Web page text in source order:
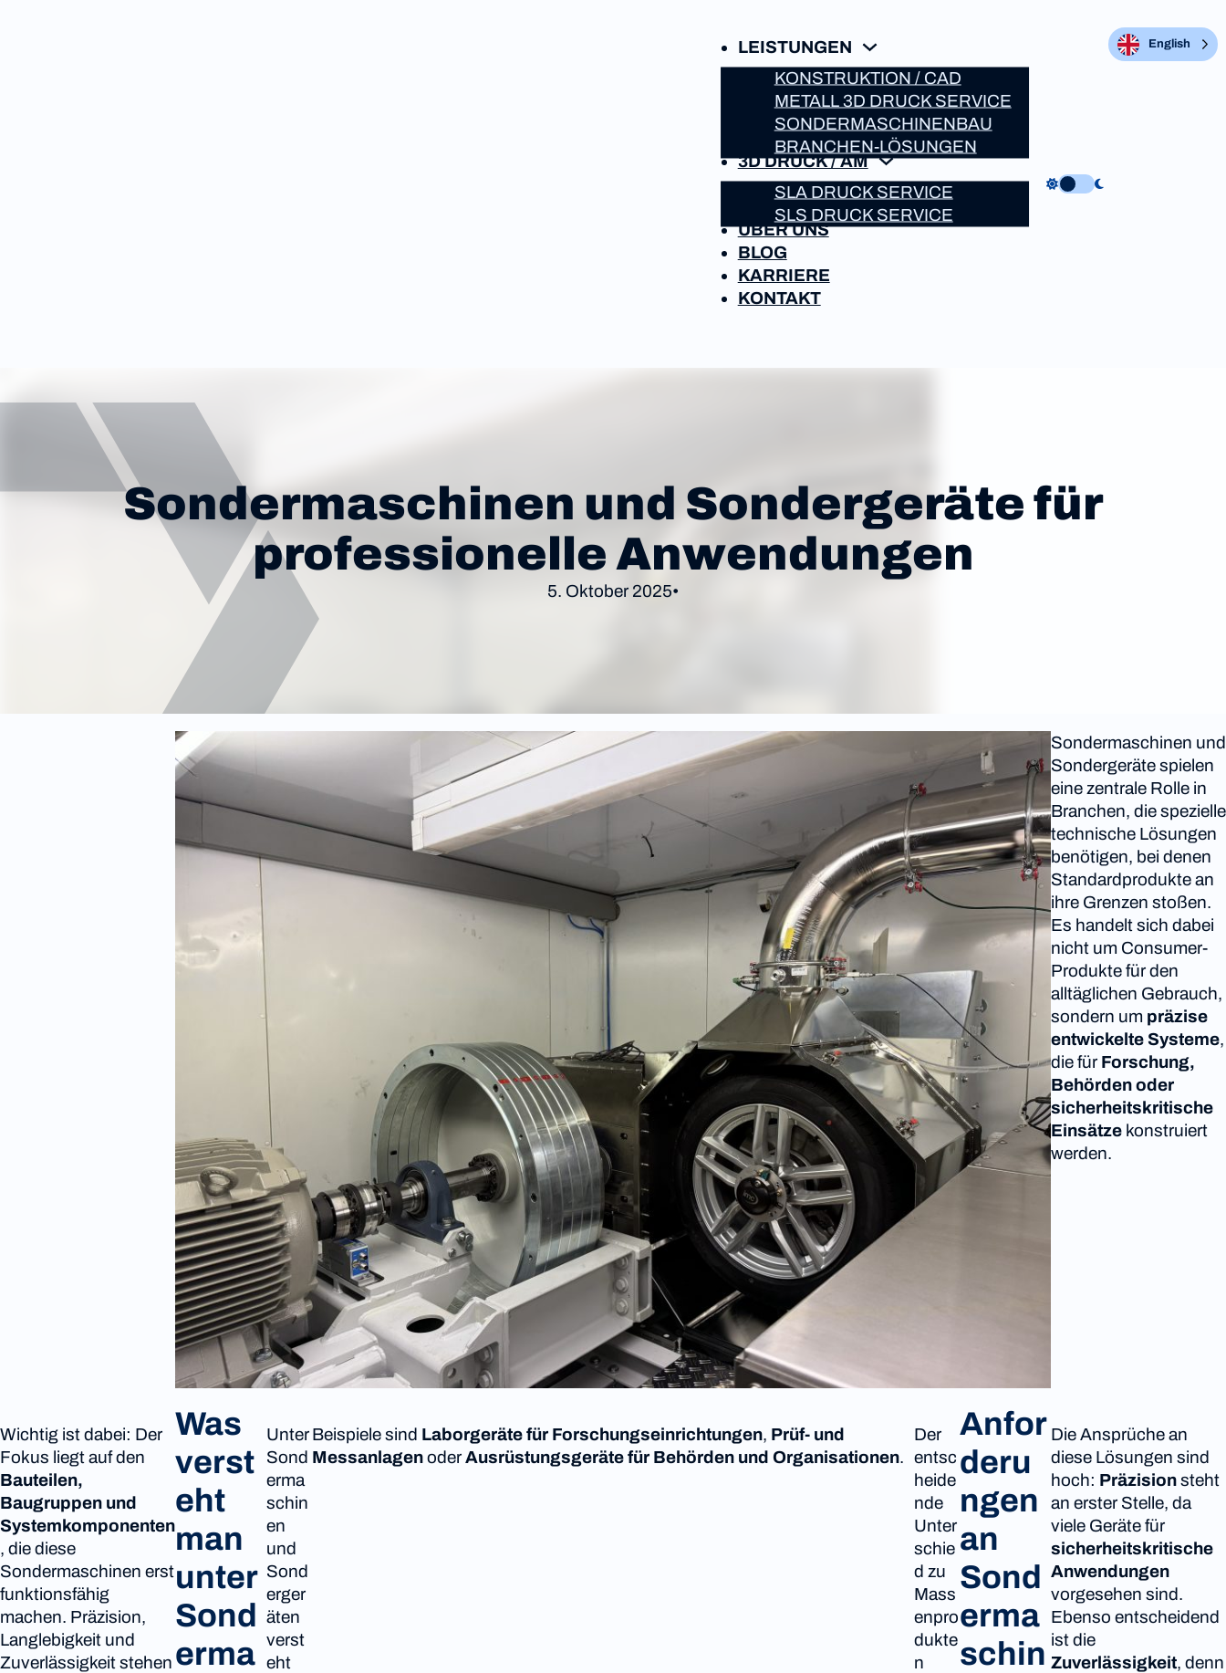
English
LEISTUNGEN
KONSTRUKTION / CAD
METALL 3D DRUCK SERVICE
SONDERMASCHINENBAU
BRANCHEN-LÖSUNGEN
3D DRUCK / AM
SLA DRUCK SERVICE
SLS DRUCK SERVICE
ÜBER UNS
BLOG
KARRIERE
KONTAKT
Sondermaschinen und Sondergeräte für
professionelle Anwendungen
5. Oktober 2025
Sondermaschinen und
Sondergeräte spielen
eine zentrale Rolle in
Branchen, die spezielle
technische Lösungen
benötigen, bei denen
Standardprodukte an
ihre Grenzen stoßen.
Es handelt sich dabei
nicht um Consumer-
Produkte für den
alltäglichen Gebrauch,
sondern um präzise
entwickelte Systeme,
die für Forschung,
Behörden oder
sicherheitskritische
Einsätze konstruiert
werden.
Wichtig ist dabei: Der
Fokus liegt auf den
Bauteilen,
Baugruppen und
Systemkomponenten
, die diese
Sondermaschinen erst
funktionsfähig
machen. Präzision,
Langlebigkeit und
Zuverlässigkeit stehen
Was
verst
eht
man
unter
Sond
erma
Unter
Sond
erma
schin
en
und
Sond
erger
äten
verst
eht
Beispiele sind Laborgeräte für Forschungseinrichtungen, Prüf- und
MessanlagenoderAusrüstungsgeräte für Behörden und Organisationen.
Der
entsc
heide
nde
Unter
schie
d zu
Mass
enpro
dukte
n
Anfor
deru
ngen
an
Sond
erma
schin
Die Ansprüche an
diese Lösungen sind
hoch: Präzisionsteht
an erster Stelle, da
viele Geräte für
sicherheitskritische
Anwendungen
vorgesehen sind.
Ebenso entscheidend
ist die
Zuverlässigkeit, denn